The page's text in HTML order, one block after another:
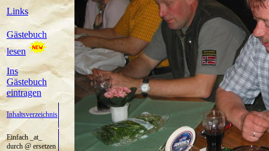
Links
Gästebuch
lesen
Ins
Gästebuch
eintragen
Inhaltsverzeichnis
Einfach _at_
durch @ ersetzen